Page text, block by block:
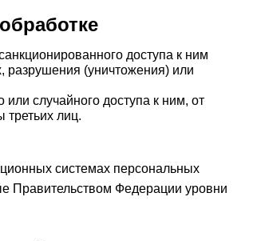
доступа к ним
разрушения (уничтожения) или
случайного доступа к ним, от
лиц.
системах персональных
Правительством Федерации уровни